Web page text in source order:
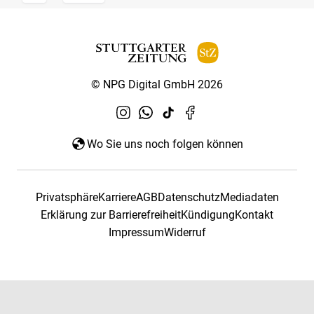
© NPG Digital GmbH 2026
Wo Sie uns noch folgen können
PrivatsphäreKarriereAGBDatenschutzMediadaten
Erklärung zur BarrierefreiheitKündigungKontakt
ImpressumWiderruf